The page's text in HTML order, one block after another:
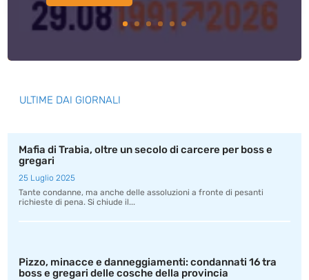
ULTIME DAI GIORNALI
Mafia di Trabia, oltre un secolo di carcere per boss e
gregari
25 Luglio 2025
Tante condanne, ma anche delle assoluzioni a fronte di pesanti
richieste di pena. Si chiude il...
Pizzo, minacce e danneggiamenti: condannati 16 tra
boss e gregari delle cosche della provincia